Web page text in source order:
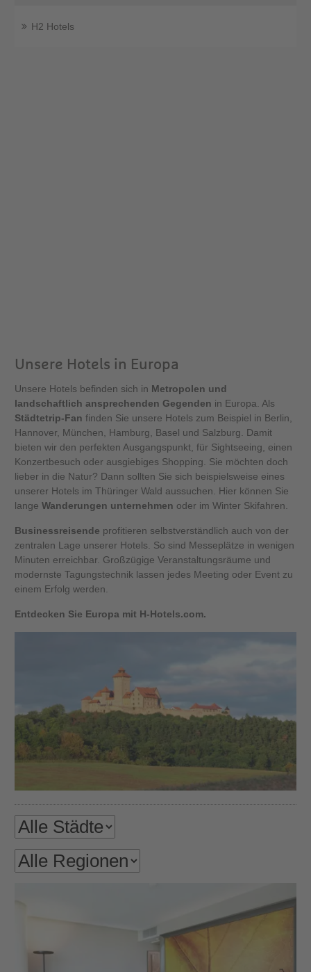
H2 Hotels
Unsere Hotels in Europa
Unsere Hotels befinden sich in Metropolen und
landschaftlich ansprechenden Gegenden in Europa. Als
Städtetrip-Fan finden Sie unsere Hotels zum Beispiel in Berlin,
Hannover, München, Hamburg, Basel und Salzburg. Damit
bieten wir den perfekten Ausgangspunkt, für Sightseeing, einen
Konzertbesuch oder ausgiebiges Shopping. Sie möchten doch
lieber in die Natur? Dann sollten Sie sich beispielsweise eines
unserer Hotels im Thüringer Wald aussuchen. Hier können Sie
lange Wanderungen unternehmen oder im Winter Skifahren.
Businessreisende profitieren selbstverständlich auch von der
zentralen Lage unserer Hotels. So sind Messeplätze in wenigen
Minuten erreichbar. Großzügige Veranstaltungsräume und
modernste Tagungstechnik lassen jedes Meeting oder Event zu
einem Erfolg werden.
Entdecken Sie Europa mit H-Hotels.com.